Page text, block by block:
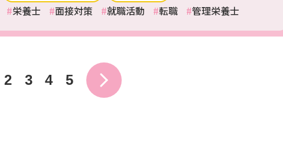
栄養士
面接対策 就職活動 転職 管理栄養士
2 3 4 5